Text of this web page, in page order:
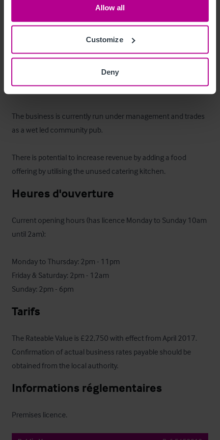
Allow all
Customize
Deny
Situated to the first floor, there are seven rooms and a
bathroom, unmodernised.
To the second floor, there are four rooms, a bathroom, and
Le bien
The business is currently run under management and trades
as a wet led community pub.
There is potential to increase revenue by adding a food
offering by utilising the unused catering kitchen.
Heures d'ouverture
Current opening hours (has licence Monday to Sunday 10am
until 2am):
Monday to Thursday: 2pm - 11pm
Friday & Saturday: 2pm - 12am
Sunday: 2pm - 6pm
Tarifs
The Rateable Value is £22,750 with effect from April 2017.
Confirmation of actual business rates payable should be
obtained from the local authority.
Informations réglementaires
Premises licence.